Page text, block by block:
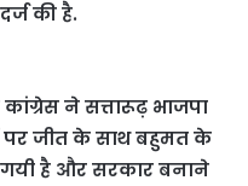
की है.
ने सत्तारूढ़ भाजपा
पर जीत के साथ बहुमत के
है और सरकार बनाने